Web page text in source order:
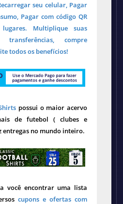
seu celular, Pagar
Pagar com código QR
Multiplique suas
transferências, compre
todos os benefícios!
possui o maior acervo
de futebol ( clubes e
entregas no mundo inteiro.
você encontrar uma lista
cupons e ofertas com